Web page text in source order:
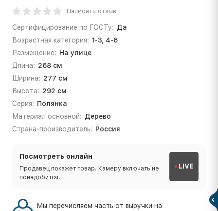
Написать отзыв
Сертифицирование по ГОСТу: Да
Возрастная категория: 1-3, 4-6
Размещение: На улице
Длина: 268 см
Ширина: 277 см
Высота: 292 см
Серия: Полянка
Материал основной: Дерево
Страна-производитель: Россия
Посмотреть онлайн
Продавец покажет товар. Камеру включать не
понадобится.
LIVE
Мы перечисляем часть от выручки на